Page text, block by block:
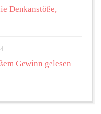
Denkanstöße,
Gewinn gelesen –